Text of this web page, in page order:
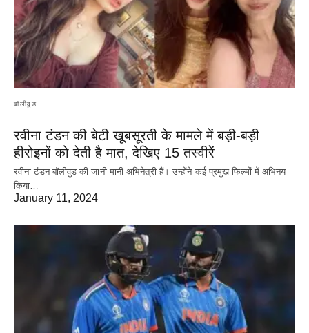
बॉलीवुड
रवीना टंडन की बेटी खूबसूरती के मामले में बड़ी-बड़ी
हीरोइनों को देती है मात, देखिए 15 तस्वीरें
रवीना टंडन बॉलीवुड की जानी मानी अभिनेत्री हैं। उन्होंने कई प्रमुख फिल्मों में अभिनय
किया…
January 11, 2024